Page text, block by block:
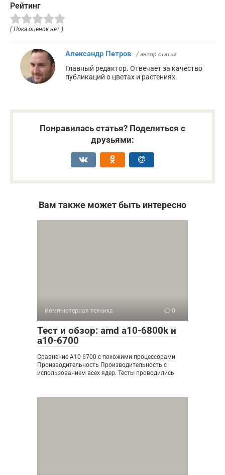
Рейтинг
( Пока оценок нет )
Александр Петров / автор статьи
Главный редактор. Отвечает за качество
публикаций о цветах и растениях.
Понравилась статья? Поделиться с
друзьями:
Вам также может быть интересно
Компьютерная техника 0
Тест и обзор: amd a10-6800k и
a10-6700
Сравнение A10 6700 с похожими процессорами
Производительность Производительность с
использованием всех ядер. Тесты проводились